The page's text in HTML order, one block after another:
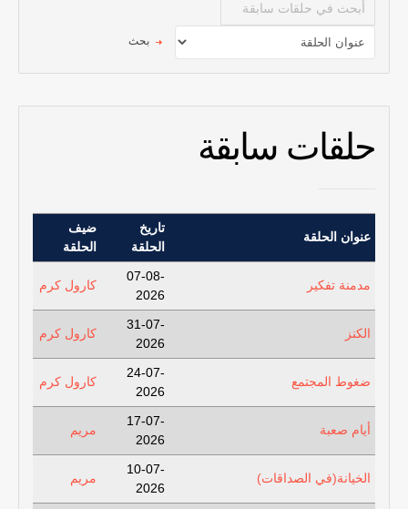
حلقات سابقة
عنوان الحلقة
تاريخ
الحلقة
ضيف
الحلقة
مدمنة تفكير
07-08-
2026
كارول كرم
الكنز
31-07-
2026
كارول كرم
ضغوط المجتمع
24-07-
2026
كارول كرم
أيام صعبة
17-07-
2026
مريم
الخيانة(في الصداقات)
10-07-
2026
مريم